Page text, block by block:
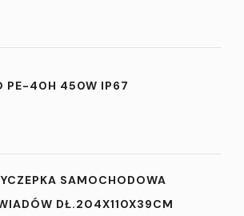
PE-40H 450W IP67
SAMOCHODOWA
DŁ.204X110X39CM